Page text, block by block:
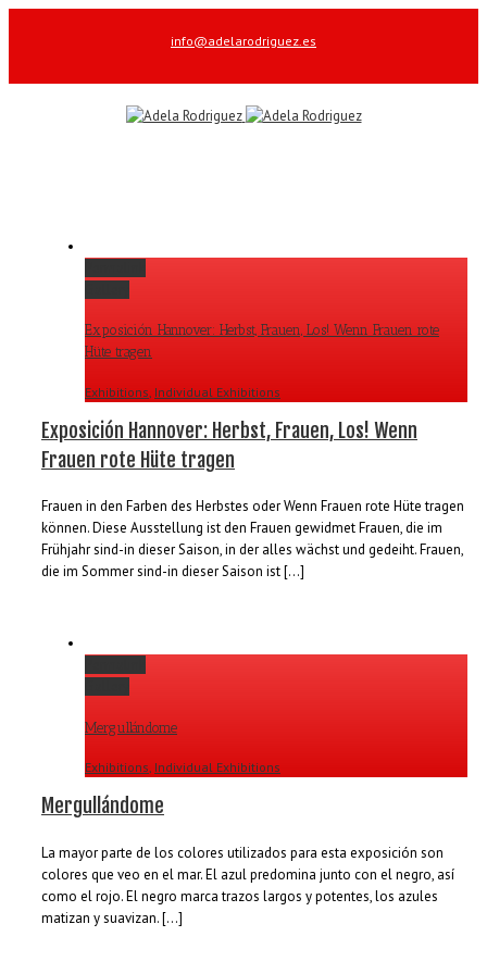
info@adelarodriguez.es
Facebook
Exposición Hannover: Herbst, Frauen, Los! Wenn Frauen rote
Hüte tragen
Exhibitions Individual Exhibitions
Exposición Hannover: Herbst, Frauen, Los! Wenn
Frauen rote Hüte tragen
Frauen in den Farben des Herbstes oder Wenn Frauen rote Hüte tragen
können. Diese Ausstellung ist den Frauen gewidmet Frauen, die im
Frühjahr sind-in dieser Saison, in der alles wächst und gedeiht. Frauen,
die im Sommer sind-in dieser Saison ist [...]
Mergullándome
Exhibitions Individual Exhibitions
Mergullándome
La mayor parte de los colores utilizados para esta exposición son
colores que veo en el mar. El azul predomina junto con el negro, así
como el rojo. El negro marca trazos largos y potentes, los azules
matizan y suavizan. [...]